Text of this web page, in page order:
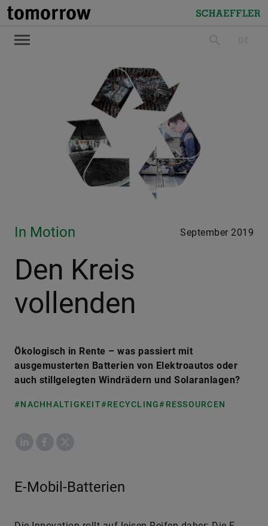
tomorrow
Schaeffler
suchenDE
In Motion September 2019
Den Kreis
vollenden
Ökologisch in Rente – was passiert mit
ausgemusterten Batterien von Elektroautos oder
auch stillgelegten Windrädern und Solaranlagen?
#NACHHALTIGKEIT#RECYCLING#RESSOURCEN
LinkedInFacebook
X
E-Mobil-Batterien